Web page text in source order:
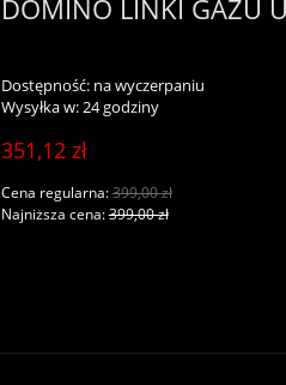
DOMINO LINKI GAZU
Dostępność: na wyczerpaniu
Wysyłka w:24 godziny
351,12 zł
Cena regularna:399,00 zł
Najniższa cena:399,00 zł